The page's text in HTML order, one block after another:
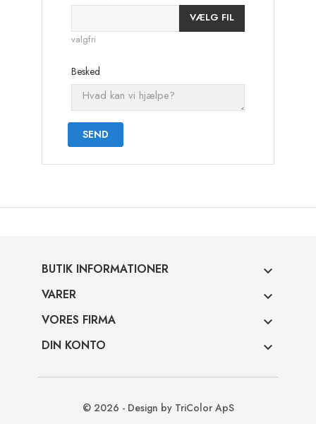
VÆLG FIL
valgfri
Besked
BUTIK INFORMATIONER 
VARER 
VORES FIRMA 
DIN KONTO 
© 2026 - Design by TriColor ApS